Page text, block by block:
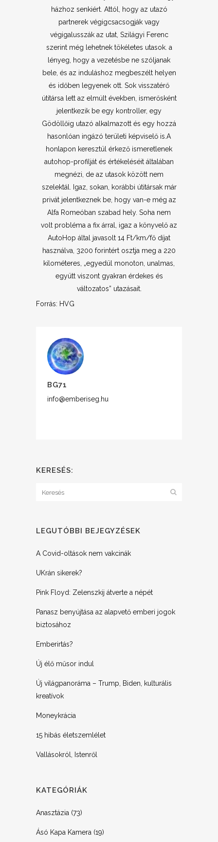
házhoz senkiért. Attól, hogy az utazó
partnerek végigcsacsogják vagy
végigalusszák az utat, Szilágyi Ferenc
szerint még lehetnek tökéletes utasok. a
lényeg, hogy a vezetésbe ne szóljanak
bele, és az induláshoz megbeszélt helyen
és időben legyenek ott. Sok visszatérő
útitársa lett az elmúlt években, ismerősként
jelentkezik be egy kontroller, egy
Gödöllőig utazó alkalmazott és egy hozzá
hasonlóan ingázó területi képviselő is.A
honlapon keresztül érkező ismeretlenek
autohop-profilját és értékeléséit általában
megnézi, de az utasok között nem
szelektál. Igaz, sokan, korábbi útitársak már
privát jelentkeznek be, hogy van-e még az
Alfa Romeóban szabad hely. Soha nem
volt probléma a fix árral, igaz a könyvelő az
AutoHop által javasolt 14 Ft/km/fő díjat
használva, 3200 forintért osztja meg a 220
kilométeres, „egyedül monoton, unalmas,
együtt viszont gyakran érdekes és
változatos” utazásait.
Forrás: HVG
BG71
info@emberiseg.hu
KERESÉS:
LEGUTÓBBI BEJEGYZÉSEK
A Covid-oltások nem vakcinák
UKrán sikerek?
Pink Floyd: Zelenszkij átverte a népét
Panasz benyújtása az alapvető emberi jogok
biztosához
Emberirtás?
Új élő műsor indul
Új világpanoráma – Trump, Biden, kulturális
kreatívok
Moneykrácia
15 hibás életszemlélet
Vallásokról, Istenről
KATEGÓRIÁK
Anasztázia (73)
Ásó Kapa Kamera (19)